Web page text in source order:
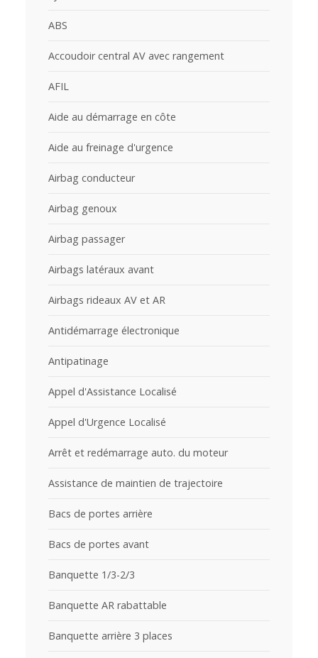
ABS
Accoudoir central AV avec rangement
AFIL
Aide au démarrage en côte
Aide au freinage d'urgence
Airbag conducteur
Airbag genoux
Airbag passager
Airbags latéraux avant
Airbags rideaux AV et AR
Antidémarrage électronique
Antipatinage
Appel d'Assistance Localisé
Appel d'Urgence Localisé
Arrêt et redémarrage auto. du moteur
Assistance de maintien de trajectoire
Bacs de portes arrière
Bacs de portes avant
Banquette 1/3-2/3
Banquette AR rabattable
Banquette arrière 3 places